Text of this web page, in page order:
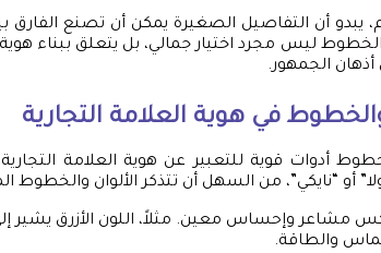
يبدو أن التفاصيل الصغيرة يمكن أن تصنع الفارق
والخطوط ليس مجرد اختيار جمالي، بل يتعلق ببناء
أذهان الجمهور.
والخطوط في هوية العلامة التجارية
أدوات قوية للتعبير عن هوية العلامة
أو “نايكي”، من السهل أن تتذكر الألوان والخطوط
مشاعر وإحساس معين. مثلاً، اللون الأزرق يشير إلى
والطاقة.